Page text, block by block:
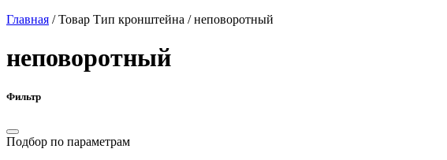
Главная /Товар Тип кронштейна /неповоротный
неповоротный
Фильтр
Подбор по параметрам